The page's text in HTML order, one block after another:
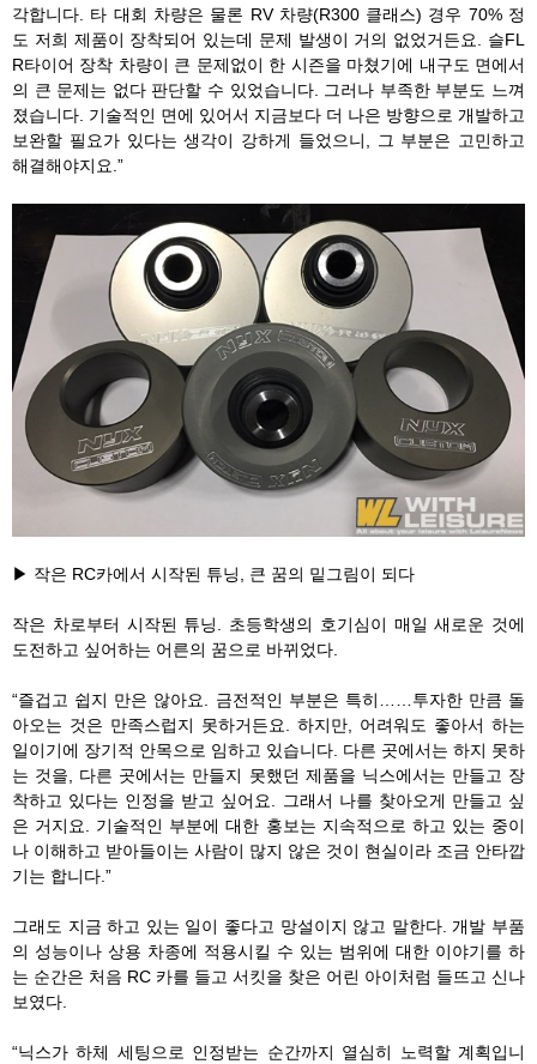
각합니다. 타 대회 차량은 물론 RV 차량(R300 클래스) 경우 70% 정
도 저희 제품이 장착되어 있는데 문제 발생이 거의 없었거든요. 슬FL
R타이어 장착 차량이 큰 문제없이 한 시즌을 마쳤기에 내구도 면에서
의 큰 문제는 없다 판단할 수 있었습니다. 그러나 부족한 부분도 느껴
졌습니다. 기술적인 면에 있어서 지금보다 더 나은 방향으로 개발하고
보완할 필요가 있다는 생각이 강하게 들었으니, 그 부분은 고민하고
해결해야지요.”
▶ 작은 RC카에서 시작된 튜닝, 큰 꿈의 밑그림이 되다
작은 차로부터 시작된 튜닝. 초등학생의 호기심이 매일 새로운 것에
도전하고 싶어하는 어른의 꿈으로 바뀌었다.
“즐겁고 쉽지 만은 않아요. 금전적인 부분은 특히……투자한 만큼 돌
아오는 것은 만족스럽지 못하거든요. 하지만, 어려워도 좋아서 하는
일이기에 장기적 안목으로 임하고 있습니다. 다른 곳에서는 하지 못하
는 것을, 다른 곳에서는 만들지 못했던 제품을 닉스에서는 만들고 장
착하고 있다는 인정을 받고 싶어요. 그래서 나를 찾아오게 만들고 싶
은 거지요. 기술적인 부분에 대한 홍보는 지속적으로 하고 있는 중이
나 이해하고 받아들이는 사람이 많지 않은 것이 현실이라 조금 안타깝
기는 합니다.”
그래도 지금 하고 있는 일이 좋다고 망설이지 않고 말한다. 개발 부품
의 성능이나 상용 차종에 적용시킬 수 있는 범위에 대한 이야기를 하
는 순간은 처음 RC 카를 들고 서킷을 찾은 어린 아이처럼 들뜨고 신나
보였다.
“닉스가 하체 세팅으로 인정받는 순간까지 열심히 노력할 계획입니